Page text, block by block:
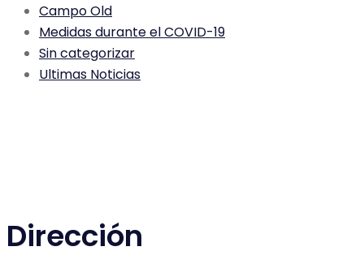
Campo Old
Medidas durante el COVID-19
Sin categorizar
Ultimas Noticias
Dirección